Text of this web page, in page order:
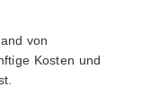
von
Kosten und